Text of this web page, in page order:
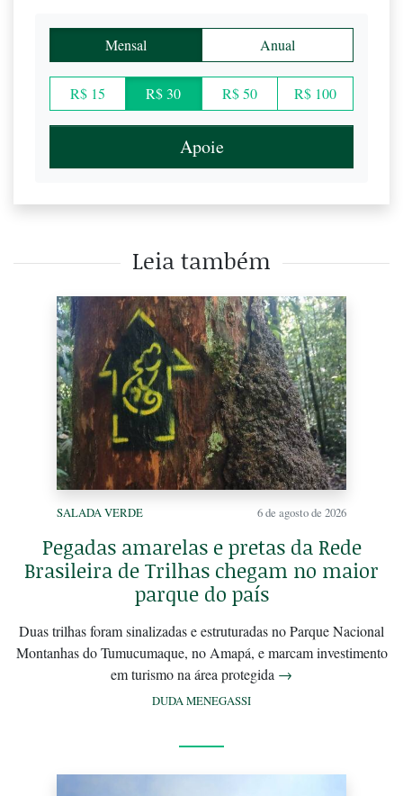
Mensal Anual
R$ 15 R$ 30 R$ 50 R$ 100
Apoie
Leia também
SALADA VERDE 6 de agosto de 2026
Pegadas amarelas e pretas da Rede
Brasileira de Trilhas chegam no maior
parque do país
Duas trilhas foram sinalizadas e estruturadas no Parque Nacional
Montanhas do Tumucumaque, no Amapá, e marcam investimento
em turismo na área protegida →
DUDA MENEGASSI